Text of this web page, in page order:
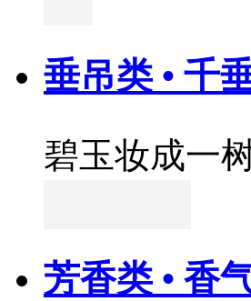
垂吊类 • 千
碧玉妆成一
芳香类 • 香